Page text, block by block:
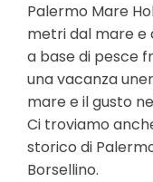
Palermo Mare
metri dal mare e
a base di pesce
una vacanza
mare e il gusto
Ci troviamo
storico di
Borsellino.